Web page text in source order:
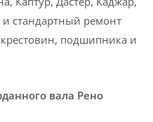
стандартный ремонт
подшипника и
вала Рено